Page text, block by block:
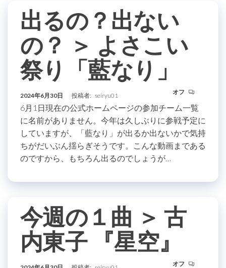
出るの？出ない
の？ ＞ よさこい
祭り「藍なり」
2024年6月30日 投稿者: seiryu01 オフ
6月1日現在の公式ホームページの参加チーム一覧
に名前がありません。今年は久しぶりに参戦予定に
していますが、「藍なり」が出るか出ないかで気持
ちがだいぶん揺らぎそうです。こんな動画まである
のですから、もちろん出るのでしょうが…
今週の１曲 ＞ 古
内東子 『星空』
オフ